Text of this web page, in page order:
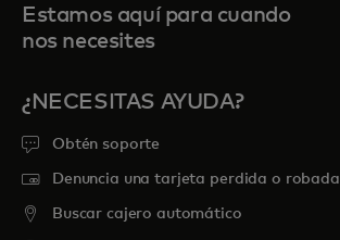
Estamos aquí para cuando
nos necesites
¿NECESITAS AYUDA?
Obtén soporte
Denuncia una tarjeta perdida o robada
Buscar cajero automático